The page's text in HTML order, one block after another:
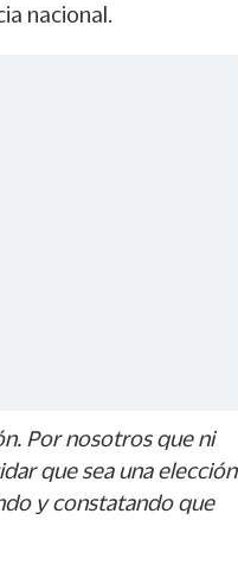
nacional.
Por nosotros que ni
que sea una elección
y constatando que